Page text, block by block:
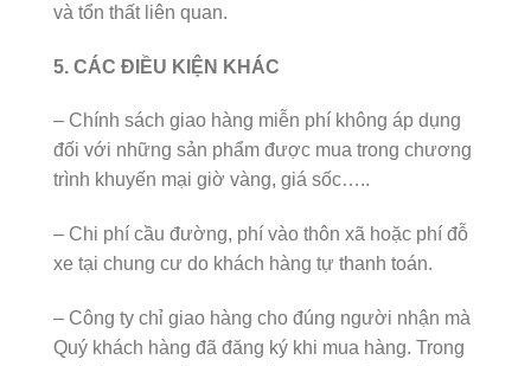
và tổn thất liên quan.
5. CÁC ĐIỀU KIỆN KHÁC
– Chính sách giao hàng miễn phí không áp dụng
đối với những sản phẩm được mua trong chương
trình khuyến mại giờ vàng, giá sốc…..
– Chi phí cầu đường, phí vào thôn xã hoặc phí đỗ
xe tại chung cư do khách hàng tự thanh toán.
– Công ty chỉ giao hàng cho đúng người nhận mà
Quý khách hàng đã đăng ký khi mua hàng. Trong